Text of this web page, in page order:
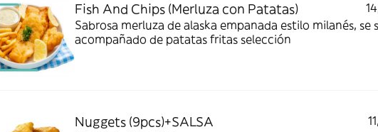
Fish And Chips (Merluza con Patatas)
Sabrosa merluza de alaska empanada estilo milanés, se
acompañado de patatas fritas selección
Nuggets (9pcs)+SALSA